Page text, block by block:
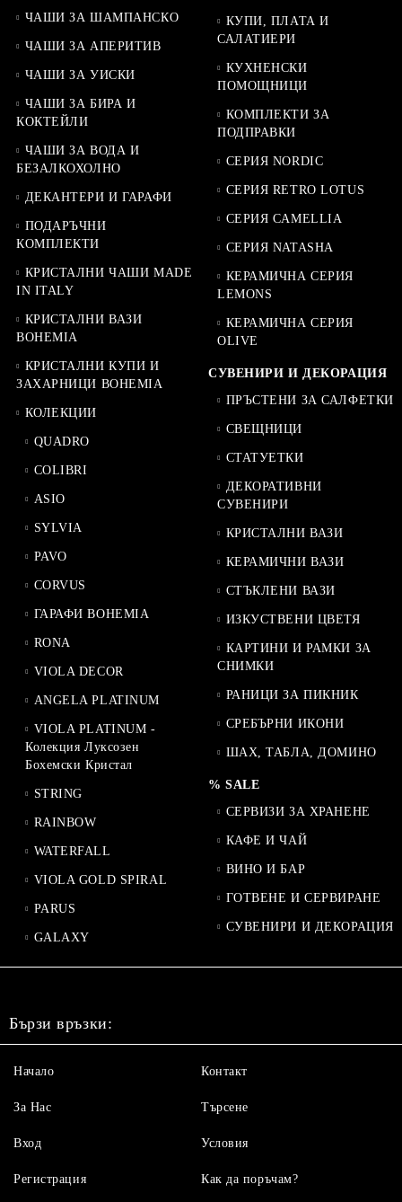
ЧАШИ ЗА ШАМПАНСКО
ЧАШИ ЗА АПЕРИТИВ
ЧАШИ ЗА УИСКИ
ЧАШИ ЗА БИРА И
КОКТЕЙЛИ
ЧАШИ ЗА ВОДА И
БЕЗАЛКОХОЛНО
ДЕКАНТЕРИ И ГАРАФИ
ПОДАРЪЧНИ
КОМПЛЕКТИ
КРИСТАЛНИ ЧАШИ MADE
IN ITALY
КРИСТАЛНИ ВАЗИ
BOHEMIA
КРИСТАЛНИ КУПИ И
ЗАХАРНИЦИ BOHEMIA
КОЛЕКЦИИ
QUADRO
COLIBRI
ASIO
SYLVIA
PAVO
CORVUS
ГАРАФИ BOHEMIA
RONA
VIOLA DECOR
ANGELA PLATINUM
VIOLA PLATINUM -
Колекция Луксозен
Бохемски Кристал
STRING
RAINBOW
WATERFALL
VIOLA GOLD SPIRAL
PARUS
GALAXY
КУПИ, ПЛАТА И
САЛАТИЕРИ
КУХНЕНСКИ
ПОМОЩНИЦИ
КОМПЛЕКТИ ЗА
ПОДПРАВКИ
СЕРИЯ NORDIC
СЕРИЯ RETRO LOTUS
СЕРИЯ CAMELLIA
СЕРИЯ NATASHA
КЕРАМИЧНА СЕРИЯ
LEMONS
КЕРАМИЧНА СЕРИЯ
OLIVE
СУВЕНИРИ И ДЕКОРАЦИЯ
ПРЪСТЕНИ ЗА САЛФЕТКИ
СВЕЩНИЦИ
СТАТУЕТКИ
ДЕКОРАТИВНИ
СУВЕНИРИ
КРИСТАЛНИ ВАЗИ
КЕРАМИЧНИ ВАЗИ
СТЪКЛЕНИ ВАЗИ
ИЗКУСТВЕНИ ЦВЕТЯ
КАРТИНИ И РАМКИ ЗА
СНИМКИ
РАНИЦИ ЗА ПИКНИК
СРЕБЪРНИ ИКОНИ
ШАХ, ТАБЛА, ДОМИНО
% SALE
СЕРВИЗИ ЗА ХРАНЕНЕ
КАФЕ И ЧАЙ
ВИНО И БАР
ГОТВЕНЕ И СЕРВИРАНЕ
СУВЕНИРИ И ДЕКОРАЦИЯ
Бързи връзки:
Начало
За Нас
Вход
Регистрация
Контакт
Търсене
Условия
Как да поръчам?